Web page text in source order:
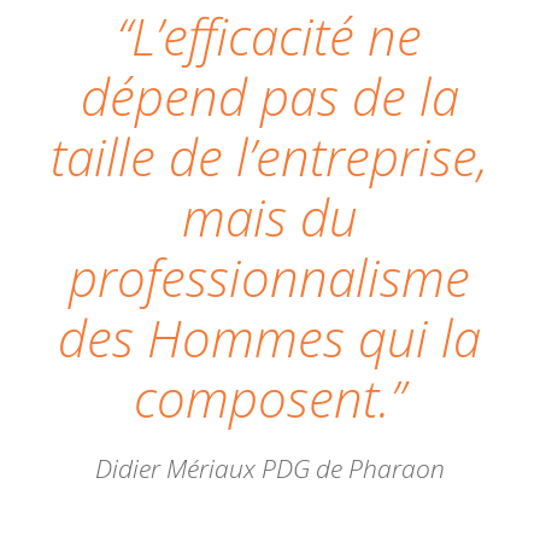
“L’efficacité ne
dépend pas de la
taille de l’entreprise,
mais du
professionnalisme
des Hommes qui la
composent.”
Didier Mériaux PDG de Pharaon